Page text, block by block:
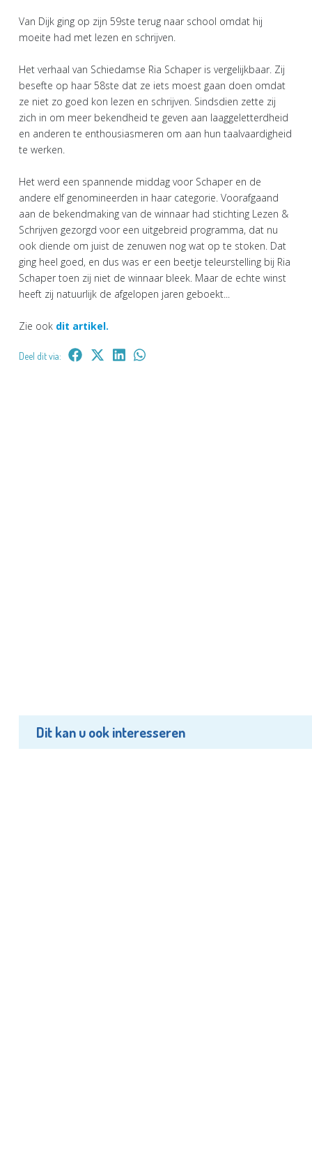
Van Dijk ging op zijn 59ste terug naar school omdat hij
moeite had met lezen en schrijven.
Het verhaal van Schiedamse Ria Schaper is vergelijkbaar. Zij
besefte op haar 58ste dat ze iets moest gaan doen omdat
ze niet zo goed kon lezen en schrijven. Sindsdien zette zij
zich in om meer bekendheid te geven aan laaggeletterdheid
en anderen te enthousiasmeren om aan hun taalvaardigheid
te werken.
Het werd een spannende middag voor Schaper en de
andere elf genomineerden in haar categorie. Voorafgaand
aan de bekendmaking van de winnaar had stichting Lezen &
Schrijven gezorgd voor een uitgebreid programma, dat nu
ook diende om juist de zenuwen nog wat op te stoken. Dat
ging heel goed, en dus was er een beetje teleurstelling bij Ria
Schaper toen zij niet de winnaar bleek. Maar de echte winst
heeft zij natuurlijk de afgelopen jaren geboekt...
Zie ook dit artikel.
Deel dit via:
Dit kan u ook interesseren